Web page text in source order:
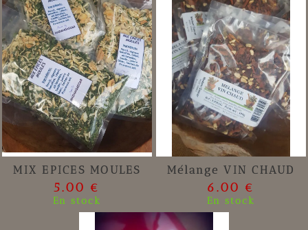
MIX EPICES MOULES
5.00 €
En stock
Mélange VIN CHAUD
6.00 €
En stock